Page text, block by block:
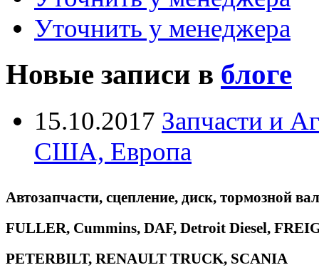
Уточнить у менеджера
Новые записи в блоге
15.10.2017 Запчасти и
США, Европа
Автозапчасти, сцепление, диск, тормозной
FULLER, Cummins, DAF, Detroit Diesel,
PETERBILT, RENAULT TRUCK, SCANIA